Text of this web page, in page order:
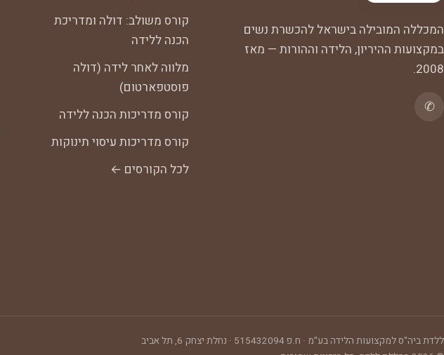
המכללה המובילה בישראל להכשרת נשים
במקצועות ההיריון, הלידה וההורות — מאז
2008.
✆
קורס משולב: דולה ומדריכת
הכנה ללידה
מלווה לאחר לידה (דולה
פוסטפארטום)
קורס מדריכות הכנה ללידה
קורס מדריכות עיסוי תינוקות
לכל הקורסים ←
ללדת ביה"ס למקצועות הלידה בע"מ · ח.פ515432094
· נחלת יצחק 6, תל אביב